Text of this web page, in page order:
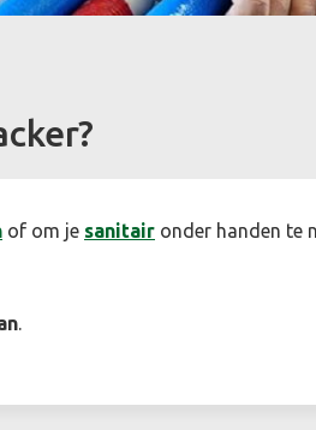
of om je sanitair onder handen te
.